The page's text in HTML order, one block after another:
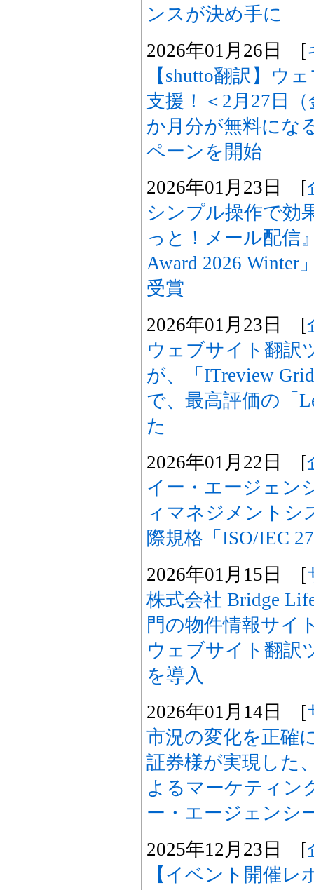
ンスが決め手に
2026年01月26日 [
【shutto翻訳】ウ
支援！＜2月27日
か月分が無料にな
ペーンを開始
2026年01月23日 [
シンプル操作で効
っと！メール配信
Award 2026 Winter
受賞
2026年01月23日 [
ウェブサイト翻訳
が、「ITreview
で、最高評価の「
た
2026年01月22日 [
イー・エージェン
ィマネジメントシ
際規格「ISO/IEC
2026年01月15日 [
株式会社 Bridge
門の物件情報サイ
ウェブサイト翻訳
を導入
2026年01月14日 [
市況の変化を正確
証券様が実現した
よるマーケティン
ー・エージェンシ
2025年12月23日 [
【イベント開催レ